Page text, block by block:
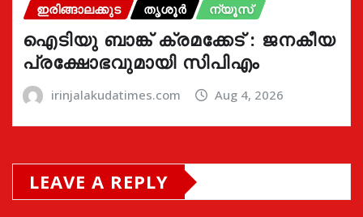
ഇരിങ്ങാലക്കുട തൃശൂർ ന്യൂസ്
ഐടിയു ബാങ്ക് ക്രമക്കേട് : ജനകീയ
പ്രക്ഷോഭവുമായി സിപിഎം
irinjalakudatimes.com Aug 4, 2026
LEAVE A REPLY